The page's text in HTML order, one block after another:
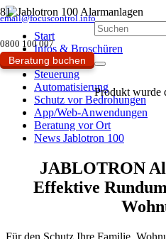
email@focuscontrol.info
0800 100 007
Beratung buchen
Produkt wurde
Start
Infos & Broschüren
Design
Steuerung
Automatisierung
Schutz vor Bedrohungen
App/Web-Anwendungen
Beratung vor Ort
News Jablotron 100
JABLOTRON
Effektive
Für den Schutz Ihre Familie,